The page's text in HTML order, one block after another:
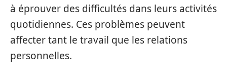
à éprouver des difficultés dans leurs activités
quotidiennes. Ces problèmes peuvent
affecter tant le travail que les relations
personnelles.